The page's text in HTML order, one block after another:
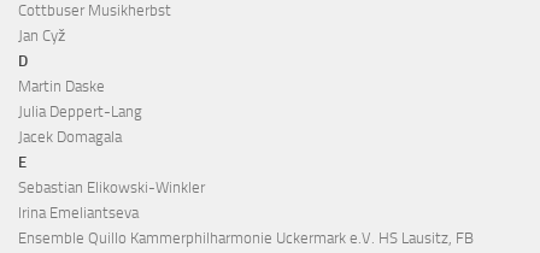
Cottbuser Musikherbst
Jan Cyž
D
Martin Daske
Julia Deppert-Lang
Jacek Domagala
E
Sebastian Elikowski-Winkler
Irina Emeliantseva
Ensemble Quillo Kammerphilharmonie Uckermark e.V. HS Lausitz, FB